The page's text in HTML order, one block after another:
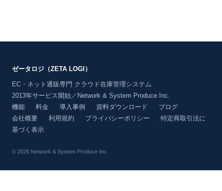
ゼータロジ（ZETA LOGI）
EC・ネット通販専門 クラウド在庫管理システム
2013年サービス開始／Network & System Produce Inc.
機能
料金 導入事例 資料ダウンロード
ブログ
会社概要
利用規約 プライバシーポリシー
特定商取引法に
基づく表示
© 2026 Network & System Produce Inc.